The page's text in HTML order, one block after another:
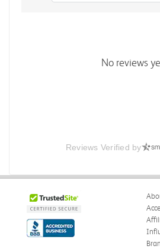
No reviews
Reviews Verified by